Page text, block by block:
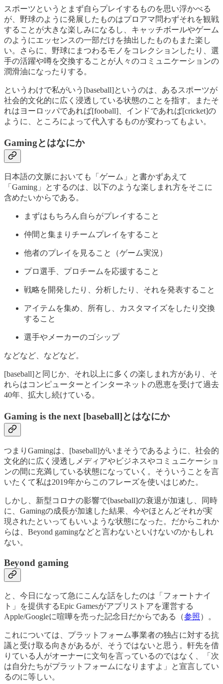
スポーツというとまず自らプレイするものを思い浮かべる
が、野球のように発展したものはプロアマ問わずそれを観戦
することが大きな楽しみになるし、キャッチボールやゲーム
のようにエッセンスの一部だけを抽出したものもまた楽し
い。さらに、野球にまつわるモノをコレクションしたり、選
手の活躍や噂を交換することが人々のコミュニケーションの
潤滑油になったりする。
というわけで私がいう[baseball]というのは、あるスポーツが
社会的文化的に広く浸透している状態のことを指す。またそ
れはヨーロッパであれば[fooball]、インドであれば[cricket]の
ように、ところによって代入するものが変わってもよい。
Gamingとはなにか
日本語の文脈においても「ゲーム」と書かずあえて
「Gaming」とするのは、以下のような楽しまれ方をそこに
含めたいからである。
まずはもちろん自らがプレイすること
仲間と集まりチームプレイをすること
他者のプレイを見ること（ゲーム実況）
プロ選手、プロチームを応援すること
戦略を開発したり、分析したり、それを発表すること
アイテムを集め、所有し、カスタマイズをしたり交換
すること
選手やメーカーのゴシップ
などなど、などなど。
[baseball]と同じか、それ以上に多くの楽しまれ方があり、そ
れらはコンピューターとインターネットの恩恵を受けて過去
40年、拡大し続けている。
Gaming is the next [baseball]とはなにか
つまりGamingは、[baseball]がいまそうであるように、社会的
文化的に広く浸透しメディアやビジネスやコミュニケーショ
ンの間に充満している状態になっていく。そういうことを言
いたくて私は2019年からこのフレーズを使いはじめた。
しかし、新型コロナの影響で[baseball]の衰退が加速し、同時
に、Gamingの成長が加速した結果、今やほとんどそれが実
現されたといってもいいような状態になった。だからこれか
らは、Beyond gamingなどと言わないといけないのかもしれ
ない。
Beyond gaming
と、今日になって急にこんな話をしたのは「フォートナイ
ト」を提供するEpic Gamesがアプリストアを運営する
Apple/Googleに喧嘩を売った記念日だからである（参照）。
これについては、プラットフォーム事業者の独占に対する抗
議と受け取る向きがあるが、そうではないと思う。軒先を借
りている人がオーナーに文句を言っているのではなく、「次
は自分たちがプラットフォームになりますよ」と宣言してい
るのに等しい。